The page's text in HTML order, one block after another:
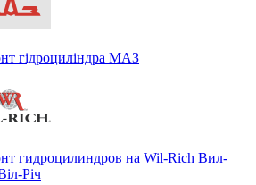
гідроциліндра МАЗ
гидроцилиндров на Wil-Rich Вил-
Річ